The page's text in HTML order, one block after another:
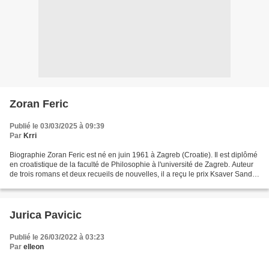
Zoran Feric
Publié le 03/03/2025 à 09:39
Par Krri
Biographie Zoran Feric est né en juin 1961 à Zagreb (Croatie). Il est diplômé
en croatistique de la faculté de Philosophie à l'université de Zagreb. Auteur
de trois romans et deux recueils de nouvelles, il a reçu le prix Ksaver Sandor
Jurica Pavicic
Publié le 26/03/2022 à 03:23
Par elleon